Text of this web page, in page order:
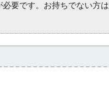
要です。お持ちでない方は